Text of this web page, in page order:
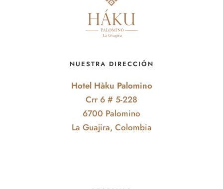
NUESTRA DIRECCIÓN
Hotel Hàku Palomino
Crr 6 # 5-228
6700 Palomino
La Guajira, Colombia